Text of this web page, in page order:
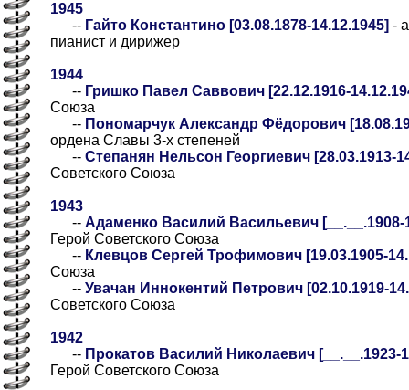
1945
-- Гайто Константино [03.08.1878-14.12.1945] -
пианист и дирижер
1944
-- Гришко Павел Саввович [22.12.1916-
Союза
-- Пономарчук Александр Фёдорович
ордена Славы 3-х степеней
-- Степанян Нельсон Георгиевич [28.03.1913-
Советского Союза
1943
-- Адаменко Василий Васильевич [__.__.1908-
Герой Советского Союза
-- Клевцов Сергей Трофимович [19.03.1905-
Союза
-- Увачан Иннокентий Петрович [02.10.1919-
Советского Союза
1942
-- Прокатов Василий Николаевич [__.__.1923-
Герой Советского Союза